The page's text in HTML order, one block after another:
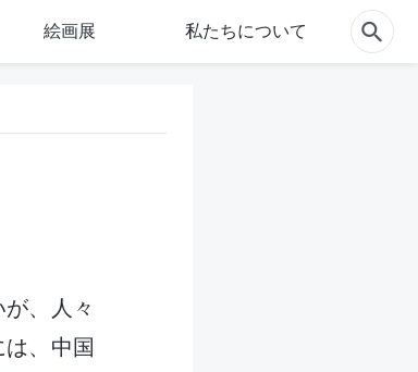
絵画展 私たちについて
、人々
、中国